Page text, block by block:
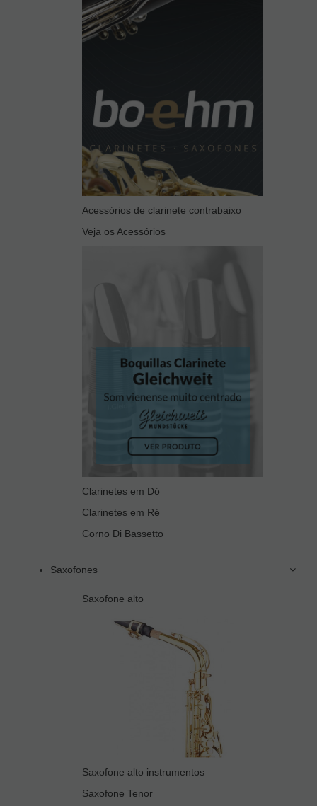
Acessórios de clarinete contrabaixo
Veja os Acessórios
Clarinetes em Dó
Clarinetes em Ré
Corno Di Bassetto
Saxofones
Saxofone alto
Saxofone alto instrumentos
Saxofone Tenor